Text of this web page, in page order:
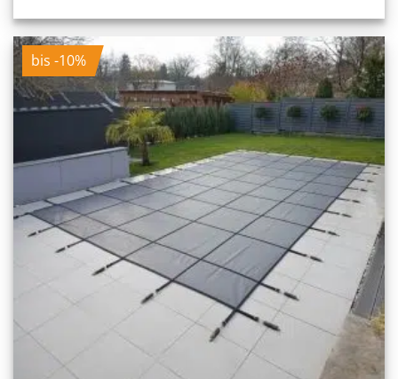
bis -10%